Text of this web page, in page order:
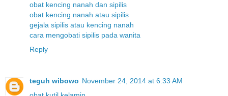
obat kencing nanah dan sipilis
obat kencing nanah atau sipilis
gejala sipilis atau kencing nanah
cara mengobati sipilis pada wanita
Reply
teguh wibowo November 24, 2014 at 6:33 AM